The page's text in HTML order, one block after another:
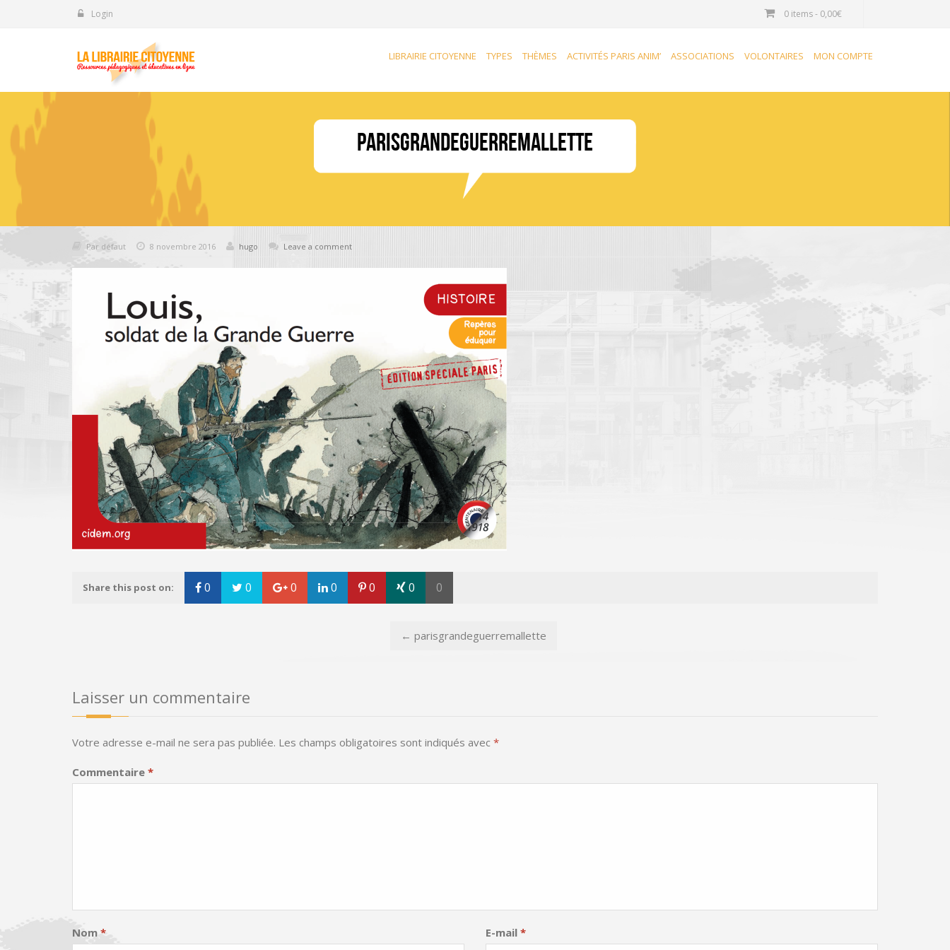
Login 0 items - 0,00€
LIBRAIRIE CITOYENNE TYPES THÈMES ACTIVITÉS PARIS ANIM’ ASSOCIATIONS VOLONTAIRES MON COMPTE
parisgrandeguerremallette
Par défaut 8 novembre 2016 hugo Leave a comment
Share this post on: 0 0 0 0 0 0 0
← parisgrandeguerremallette
Laisser un commentaire
Votre adresse e-mail ne sera pas publiée. Les champs obligatoires sont indiqués avec *
Commentaire *
Nom * E-mail *